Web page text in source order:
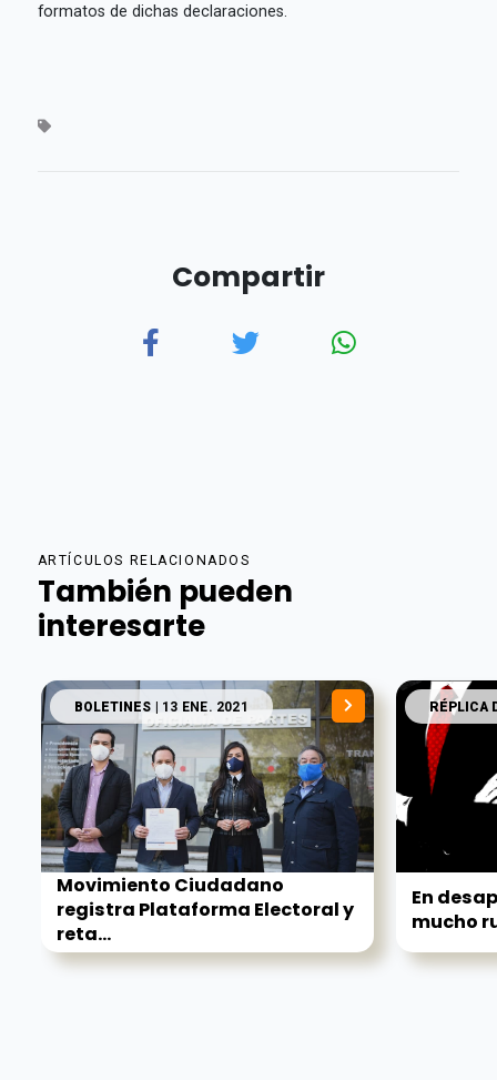
formatos de dichas declaraciones.
Compartir
ARTÍCULOS RELACIONADOS
También pueden
interesarte
BOLETINES | 13 ENE. 2021
Movimiento Ciudadano
registra Plataforma Electoral y
reta...
RÉPLICA
En
mucho